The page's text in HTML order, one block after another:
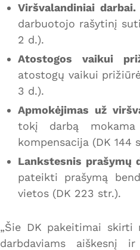
Viršvalandiniai darbai.
darbuotojo rašytinį
2 d.).
Atostogos vaikui
atostogų vaikui
3 d.).
Apmokėjimas už
tokį darbą
kompensacija (DK 144
Lankstesnis prašymų
pateikti prašymą
vietos (DK 223 str.).
„Šie DK pakeitimai
darbdaviams aiškesnį